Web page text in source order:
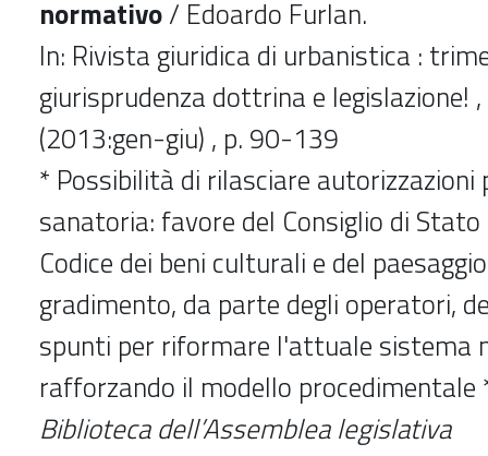
normativo/ Edoardo Furlan.
In: Rivista giuridica di urbanistica :
giurisprudenza dottrina e legislazione!
(2013:gen-giu) , p. 90-139
* Possibilità di rilasciare autorizzazioni
sanatoria: favore del Consiglio di
Codice dei beni culturali e del
gradimento, da parte degli operatori,
spunti per riformare l'attuale sistema
rafforzando il modello
Biblioteca dell’Assemblea legislativa